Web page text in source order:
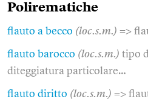
Polirematiche
flauto a becco (loc.s.m.) =>
flauto barocco (loc.s.m.) tipo
diteggiatura particolare…
flauto diritto (loc.s.m.) =>